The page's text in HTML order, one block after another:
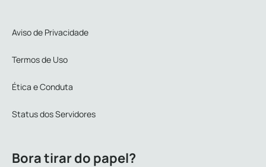
Aviso de Privacidade
Termos de Uso
Ética e Conduta
Status dos Servidores
Bora tirar do papel?